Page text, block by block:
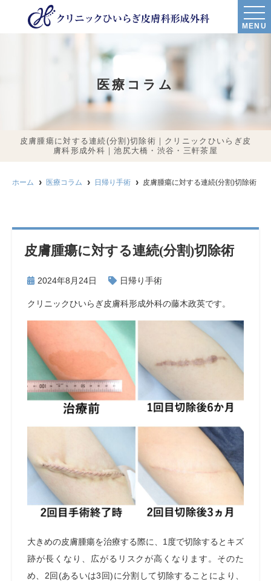
MENU
医療コラム
皮膚腫瘍に対する連続(分割)切除術｜クリニックひいらぎ皮
膚科形成外科｜池尻大橋・渋谷・三軒茶屋
ホーム 医療コラム 日帰り手術 皮膚腫瘍に対する連続(分割)切除術
皮膚腫瘍に対する連続(分割)切除術
2024年8月24日 日帰り手術
クリニックひいらぎ皮膚科形成外科の藤木政英です。
大きめの皮膚腫瘍を治療する際に、1度で切除するとキズ
跡が長くなり、広がるリスクが高くなります。そのた
め、2回(あるいは3回)に分割して切除することにより、